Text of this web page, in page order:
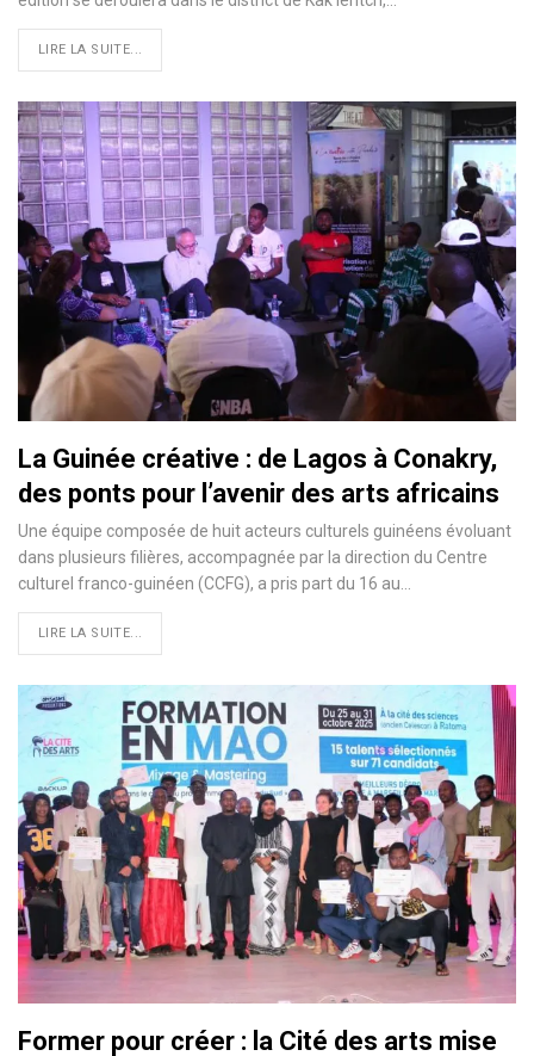
LIRE LA SUITE...
La Guinée créative : de Lagos à Conakry,
des ponts pour l’avenir des arts africains
Une équipe composée de huit acteurs culturels guinéens évoluant
dans plusieurs filières, accompagnée par la direction du Centre
culturel franco-guinéen (CCFG), a pris part du 16 au…
LIRE LA SUITE...
Former pour créer : la Cité des arts mise